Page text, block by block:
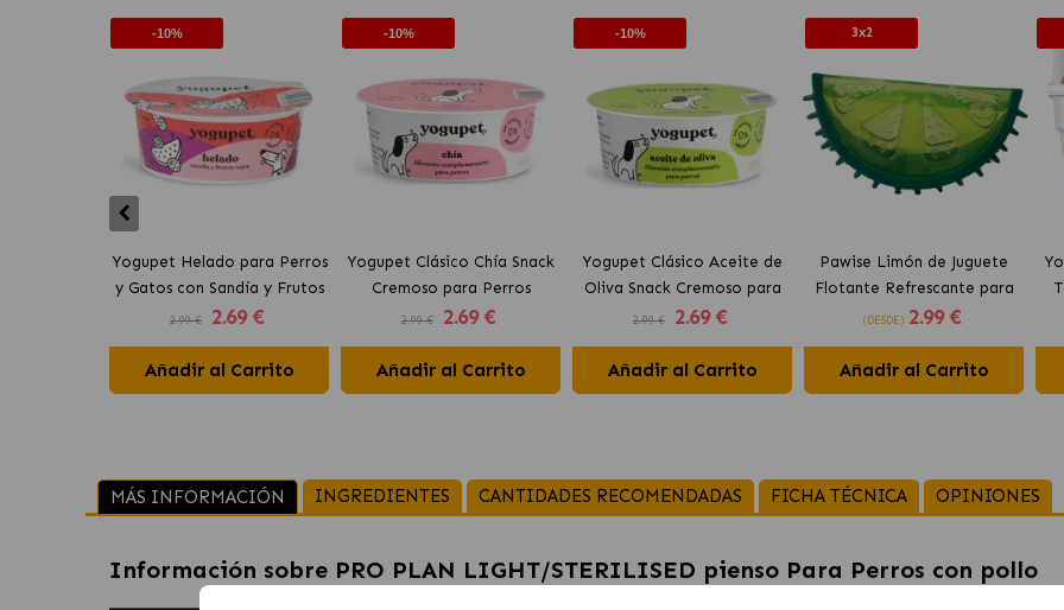
-10%
Yogupet Helado para Perros
y Gatos con Sandía y Frutos
Rojos
2.99 € 2.69 €
Añadir al Carrito
-10%
Yogupet Clásico Chía Snack
Cremoso para Perros
2.99 € 2.69 €
Añadir al Carrito
-10%
Yogupet Clásico Aceite de
Oliva Snack Cremoso para
Perros
2.99 € 2.69 €
Añadir al Carrito
3x2
Pawise Limón de Juguete
Flotante Refrescante para
Perros 12 cm
(DESDE) 2.99 €
Añadir al Carrito
MÁS INFORMACIÓN INGREDIENTES CANTIDADES RECOMENDADAS FICHA TÉCNICA OPINIONES
Información sobre PRO PLAN LIGHT/STERILISED pienso Para Perros con pollo